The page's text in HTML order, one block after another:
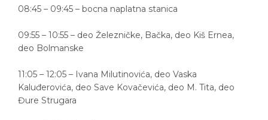
08:45 – 09:45 – bocna naplatna stanica
09:55 – 10:55 – deo Železničke, Bačka, deo Kiš Ernea,
deo Bolmanske
11:05 – 12:05 – Ivana Milutinovića, deo Vaska
Kaluđerovića, deo Save Kovačevića, deo M. Tita, deo
Đure Strugara